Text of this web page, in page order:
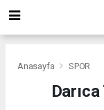
Anasayfa SPOR